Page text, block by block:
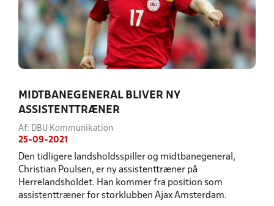
MIDTBANEGENERAL BLIVER NY
ASSISTENTTRÆNER
Af: DBU Kommunikation
25-09-2021
Den tidligere landsholdsspiller og midtbanegeneral,
Christian Poulsen, er ny assistenttræner på
Herrelandsholdet. Han kommer fra position som
assistenttræner for storklubben Ajax Amsterdam.